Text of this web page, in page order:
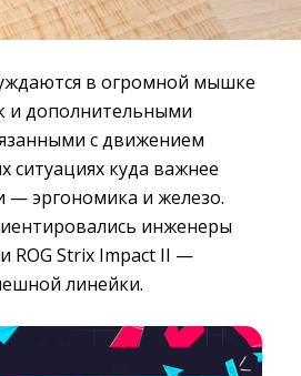
в огромной мышке
и дополнительными
с движением
ситуациях куда важнее
— эргономика и железо.
инженеры
ROG Strix Impact II —
линейки.